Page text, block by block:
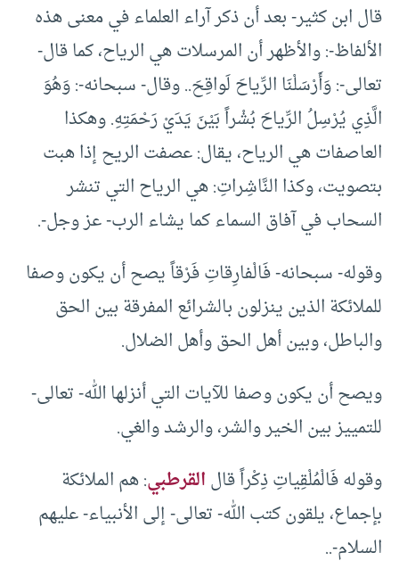
قال ابن كثير- بعد أن ذكر آراء العلماء في معنى هذه
الألفاظ-: والأظهر أن المرسلات هي الرياح، كما قال-
تعالى-: وَأَرْسَلْنَا الرِّياحَ لَواقِحَ.. وقال- سبحانه-: وَهُوَ
الَّذِي يُرْسِلُ الرِّياحَ بُشْراً بَيْنَ يَدَيْ رَحْمَتِهِ. وهكذا
العاصفات هي الرياح، يقال: عصفت الريح إذا هبت
بتصويت، وكذا النَّاشِراتِ: هي الرياح التي تنشر
السحاب في آفاق السماء كما يشاء الرب- عز وجل-.
وقوله- سبحانه- فَالْفارِقاتِ فَرْقاً يصح أن يكون وصفا
للملائكة الذين ينزلون بالشرائع المفرقة بين الحق
والباطل، وبين أهل الحق وأهل الضلال.
ويصح أن يكون وصفا للآيات التي أنزلها الله- تعالى-
للتمييز بين الخير والشر، والرشد والغي.
وقوله فَالْمُلْقِياتِ ذِكْراً قالالقرطبي: هم الملائكة
بإجماع، يلقون كتب الله- تعالى- إلى الأنبياء- عليهم
السلام-..